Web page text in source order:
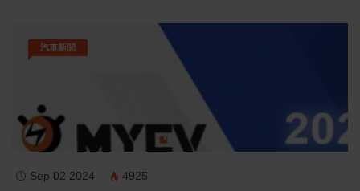
汽車新聞
Sep 02 2024 4925